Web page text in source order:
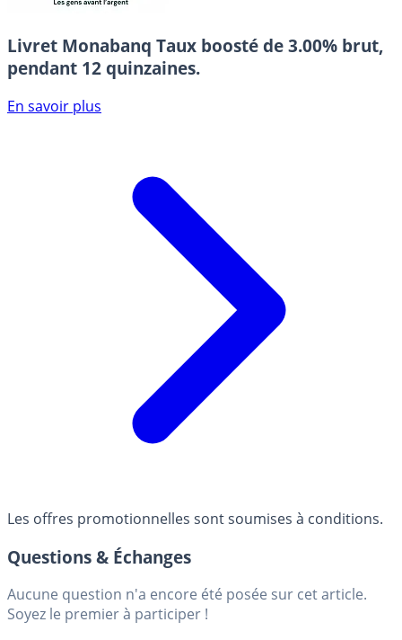
Livret Monabanq Taux boosté de 3.00% brut,
pendant 12 quinzaines.
En savoir plus
Les offres promotionnelles sont soumises à conditions.
Questions & Échanges
Aucune question n'a encore été posée sur cet article.
Soyez le premier à participer !